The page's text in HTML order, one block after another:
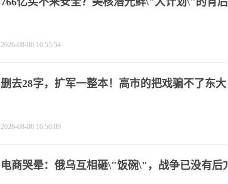
2026-08-06 10:55:54
删去28字，扩军一整本！高市的把戏骗不了东大
2026-08-06 10:50:09
电商哭晕：俄乌互相砸\"饭碗\"，战争已没有后方